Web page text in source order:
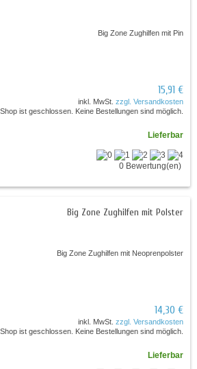
Big Zone Zughilfen mit Pin
15,91 €
inkl. MwSt. zzgl. Versandkosten
ist geschlossen. Keine Bestellungen sind möglich.
Lieferbar
0 Bewertung(en)
Big Zone Zughilfen mit Polster
Big Zone Zughilfen mit Neoprenpolster
14,30 €
inkl. MwSt. zzgl. Versandkosten
ist geschlossen. Keine Bestellungen sind möglich.
Lieferbar